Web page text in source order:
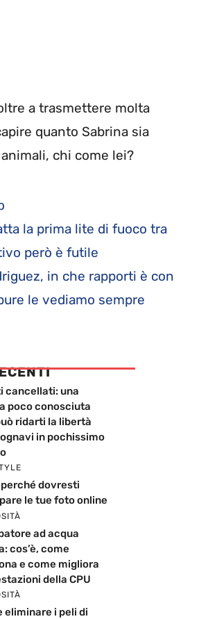
a trasmettere molta
quanto Sabrina sia
chi come lei?
la prima lite di fuoco tra
però è futile
in che rapporti è con
le vediamo sempre
cancellati: una
poco conosciuta
ridarti la libertà
in pochissimo
dovresti
le tue foto online
ad acqua
cos’è, come
e come migliora
della CPU
eliminare i peli di